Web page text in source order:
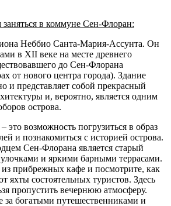
заняться в коммуне Сен-Флоран:
Неббио Санта-Мария-Ассунта. Он
в XII веке на месте древнего
до Сен-Флорана
от нового центра города). Здание
и представляет собой прекрасный
и, вероятно, является одним
острова.
– это возможность погрузиться в образ
и познакомиться с историей острова.
Сен-Флорана является старый
улочками и яркими барными террасами.
из прибрежных кафе и посмотрите, как
яхты состоятельных туристов. Здесь
пропустить вечернюю атмосферу.
за богатыми путешественниками и